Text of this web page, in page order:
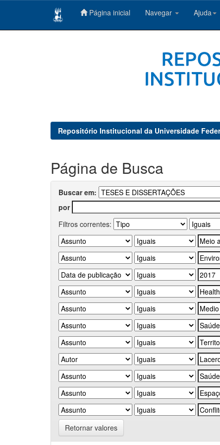
Página inicial Navegar Ajuda
Repositório Institucional da Universidade
Página de Busca
Buscar em:
por
Filtros correntes:
Retornar valores